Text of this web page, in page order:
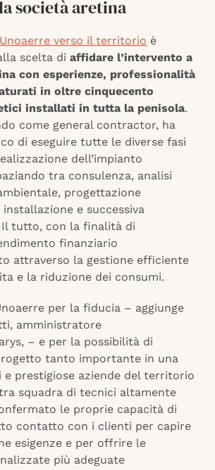
società aretina
verso il territorio è
scelta di affidare l’intervento a
con esperienze, professionalità
in oltre cinquecento
installati in tutta la penisola.
come general contractor, ha
di eseguire tutte le diverse fasi
dell’impianto
tra consulenza, analisi
progettazione
e successiva
Il tutto, con la finalità di
finanziario
attraverso la gestione efficiente
e la riduzione dei consumi.
per la fiducia – aggiunge
amministratore
– e per la possibilità di
tanto importante in una
e prestigiose aziende del territorio
squadra di tecnici altamente
le proprie capacità di
contatto con i clienti per capire
esigenze e per offrire le
più adeguate